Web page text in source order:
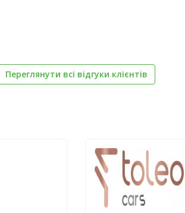
Переглянути всі відгуки клієнтів